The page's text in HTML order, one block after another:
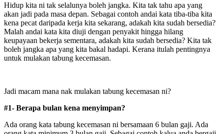
Hidup kita ni tak selalunya boleh jangka. Kita tak tahu apa yang
akan jadi pada masa depan. Sebagai contoh andai kata tiba-tiba kita
kena pecat daripada kerja kita sekarang, adakah kita sudah bersedia?
Malah andai kata kita diuji dengan penyakit hingga hilang
keupayaan bekerja sementara, adakah kita sudah bersedia? Kita tak
boleh jangka apa yang kita bakal hadapi. Kerana itulah pentingnya
untuk mulakan tabung kecemasan.
Jadi macam mana nak mulakan tabung kecemasan ni?
#1- Berapa bulan kena menyimpan?
Ada orang kata tabung kecemasan ni bersamaan 6 bulan gaji. Ada